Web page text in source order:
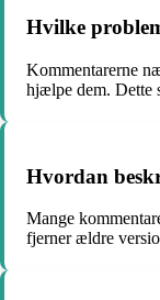
Hvilke
Kommentarerne
hjælpe dem. Dette
Hvordan
Mange
fjerner ældre